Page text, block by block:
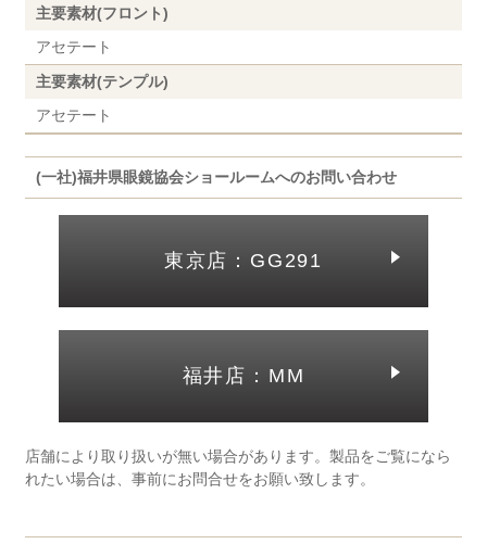
主要素材(フロント)
アセテート
主要素材(テンプル)
アセテート
(一社)福井県眼鏡協会ショールームへのお問い合わせ
東京店：GG291
福井店：MM
店舗により取り扱いが無い場合があります。製品をご覧になら
れたい場合は、事前にお問合せをお願い致します。